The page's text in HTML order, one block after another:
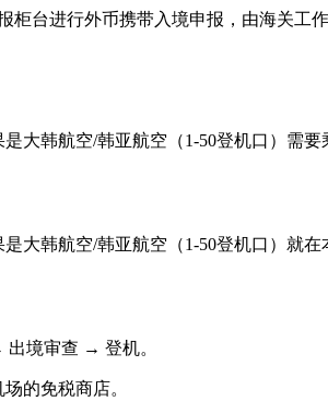
进行外币携带入境申报，由海关工作
韩航空/韩亚航空（1-50登机口）需要
韩航空/韩亚航空（1-50登机口）就在
境审查 → 登机。
的免税商店。